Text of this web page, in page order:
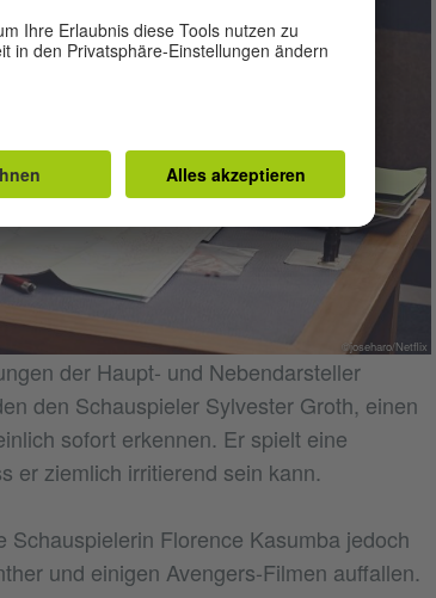
©joseharo/Netflix
der Haupt- und Nebendarsteller
den Schauspieler Sylvester Groth, einen
sofort erkennen. Er spielt eine
er ziemlich irritierend sein kann.
Florence Kasumba jedoch
und einigen Avengers-Filmen auffallen.